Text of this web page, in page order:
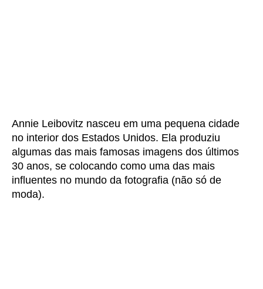
Annie Leibovitz nasceu em uma pequena cidade
no interior dos Estados Unidos. Ela produziu
algumas das mais famosas imagens dos últimos
30 anos, se colocando como uma das mais
influentes no mundo da fotografia (não só de
moda).